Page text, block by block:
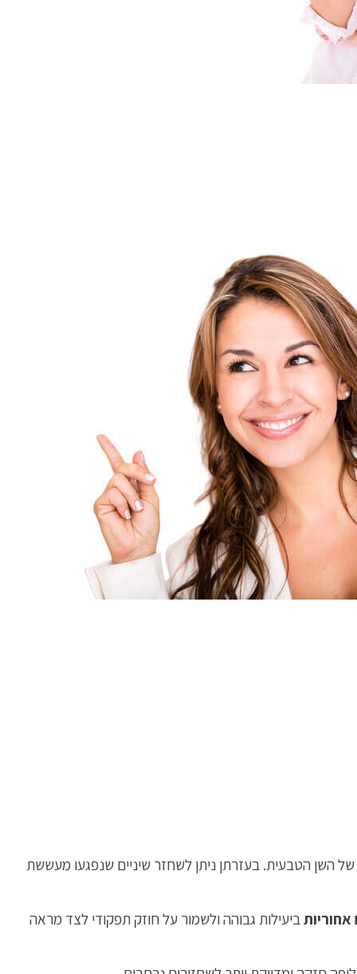
השן הטבעית. בעזרתן ניתן לשחזר שיניים שנפגעו מעששת
אחוריותביעילות גבוהה ולשמור על חוזק תפקודי לצד מראה